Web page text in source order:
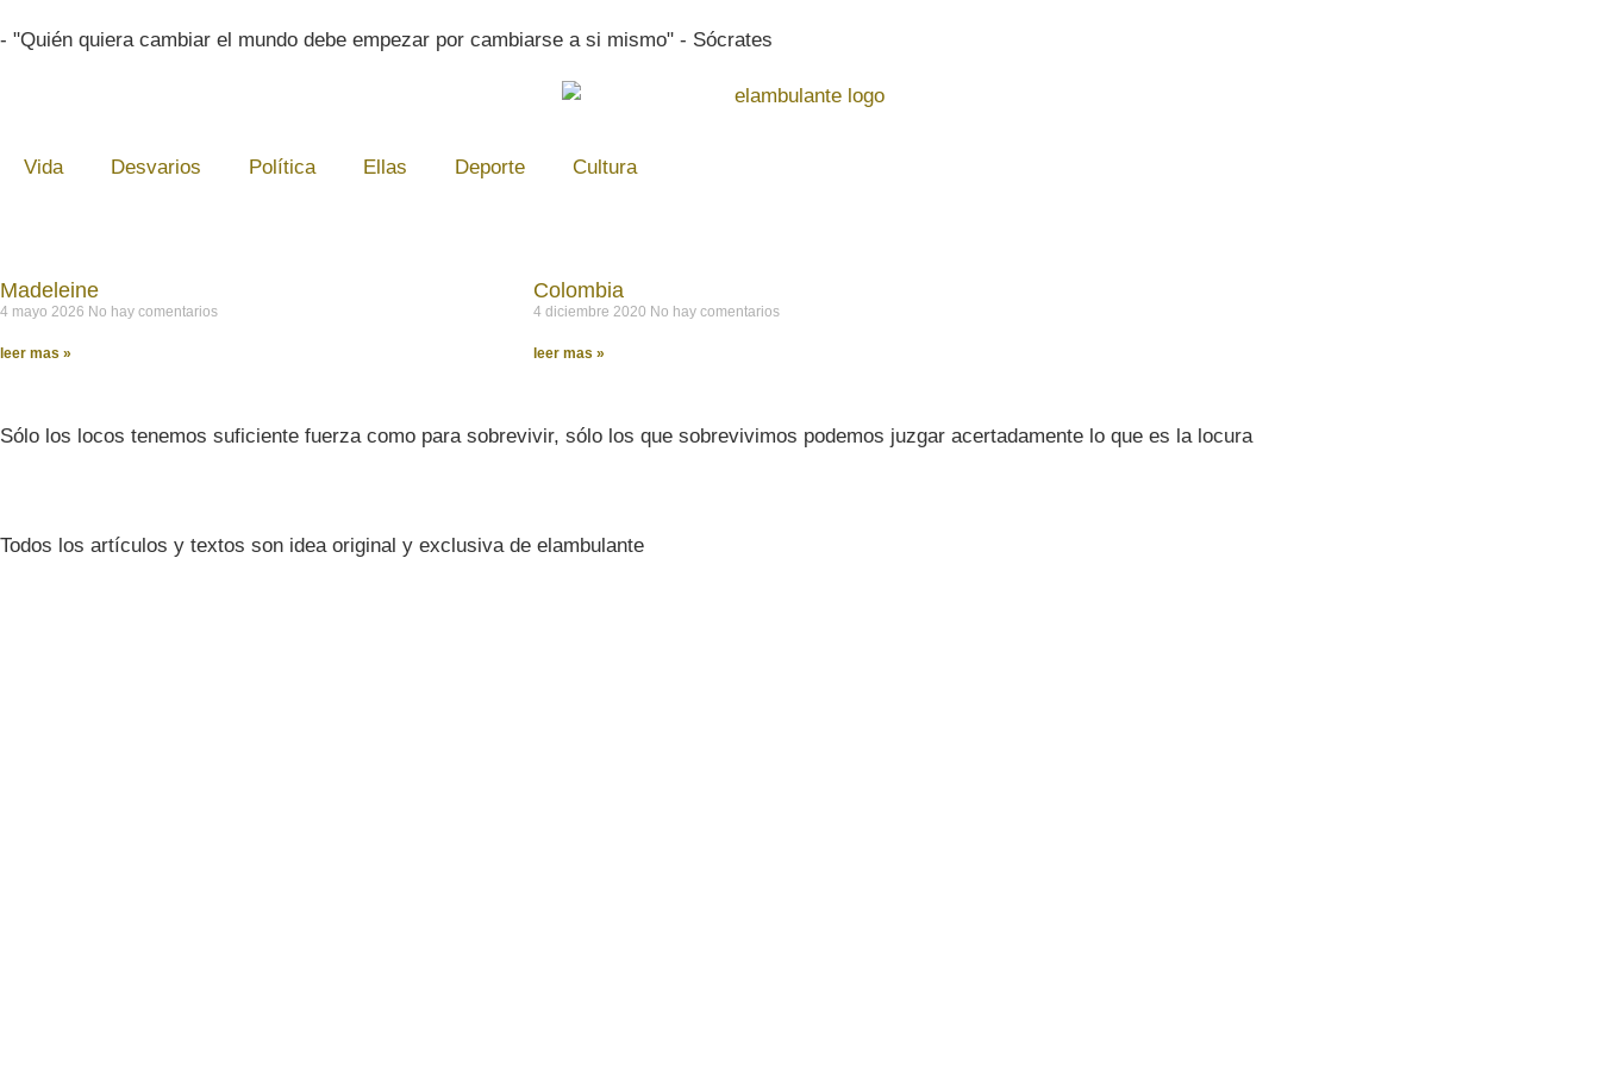
- "Quién quiera cambiar el mundo debe empezar por cambiarse a si mismo" - Sócrates
Vida Desvarios Política Ellas Deporte Cultura
Madeleine
4 mayo 2026 No hay comentarios
leer mas »
Colombia
4 diciembre 2020 No hay comentarios
leer mas »
Sólo los locos tenemos suficiente fuerza como para sobrevivir, sólo los que sobrevivimos podemos juzgar acertadamente lo que es la locura
Todos los artículos y textos son idea original y exclusiva de elambulante